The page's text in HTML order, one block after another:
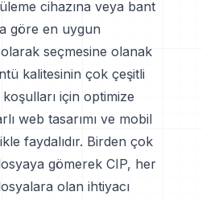
cihazına veya bant
göre en uygun
seçmesine olanak
kalitesinin çok çeşitli
için optimize
web tasarımı ve mobil
faydalıdır. Birden çok
gömerek CIP, her
olan ihtiyacı